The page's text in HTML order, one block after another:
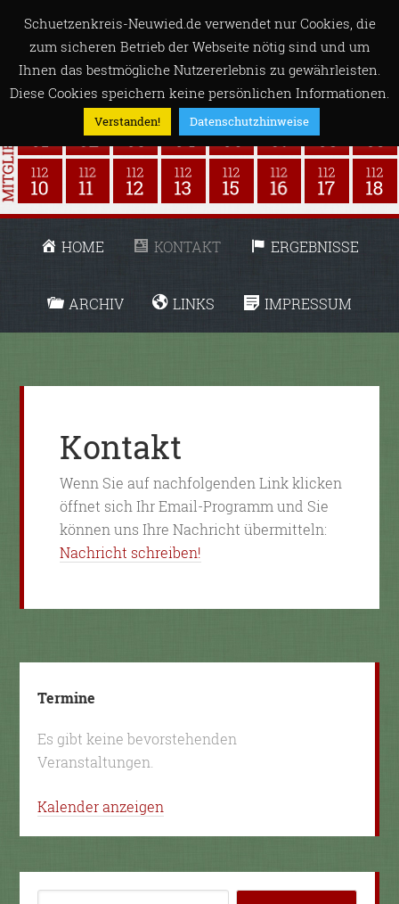
HOME KONTAKT ERGEBNISSE
ARCHIV LINKS IMPRESSUM
Kontakt
Wenn Sie auf nachfolgenden Link klicken
öffnet sich Ihr Email-Programm und Sie
können uns Ihre Nachricht übermitteln:
Nachricht schreiben!
Termine
Es gibt keine bevorstehenden
Veranstaltungen.
Kalender anzeigen
Schuetzenkreis-Neuwied.de verwendet nur Cookies, die
zum sicheren Betrieb der Webseite nötig sind und um
Ihnen das bestmögliche Nutzererlebnis zu gewährleisten.
Diese Cookies speichern keine persönlichen Informationen.
Verstanden! Datenschutzhinweise